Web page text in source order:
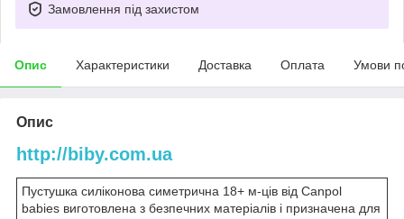
Замовлення під захистом
Опис Характеристики Доставка Оплата Умови
Опис
http://biby.com.ua
Пустушка силіконова симетрична 18+ м-ців від Canpol
babies виготовлена з безпечних матеріалів і призначена для